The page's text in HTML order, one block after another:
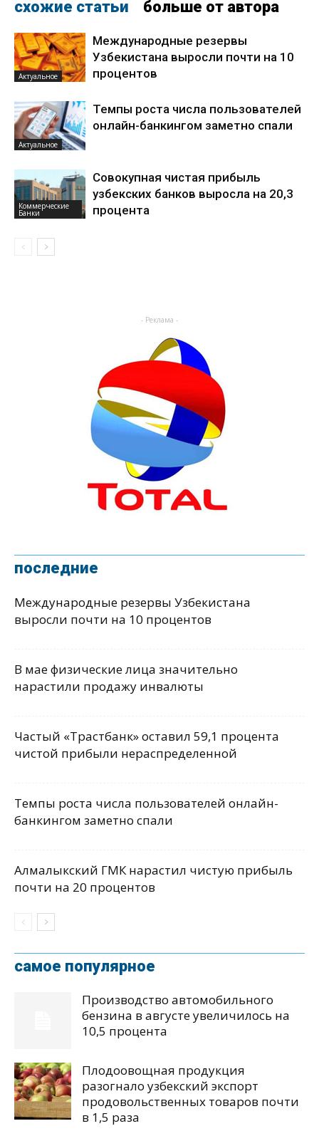
схожие статьи больше от автора
Актуальное
Международные резервы
Узбекистана выросли почти на 10
процентов
Актуальное
Темпы роста числа пользователей
онлайн-банкингом заметно спали
Коммерческие
Банки
Совокупная чистая прибыль
узбекских банков выросла на 20,3
процента
- Реклама -
последние
Международные резервы Узбекистана
выросли почти на 10 процентов
В мае физические лица значительно
нарастили продажу инвалюты
Частый «Трастбанк» оставил 59,1 процента
чистой прибыли нераспределенной
Темпы роста числа пользователей онлайн-
банкингом заметно спали
Алмалыкский ГМК нарастил чистую прибыль
почти на 20 процентов
самое популярное
Производство автомобильного
бензина в августе увеличилось на
10,5 процента
Плодоовощная продукция
разогнало узбекский экспорт
продовольственных товаров почти
в 1,5 раза